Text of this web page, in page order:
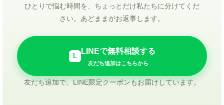
ひとりで悩む時間を、ちょっとだけ私たちに分けてくだ
さい。あどままがお返事します。
L
LINEで無料相談する
友だち追加はこちらから
友だち追加で、LINE限定クーポンもお届けしています。